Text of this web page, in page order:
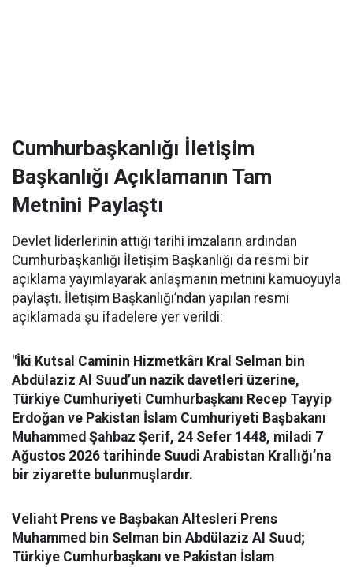
Cumhurbaşkanlığı İletişim
Başkanlığı Açıklamanın Tam
Metnini Paylaştı
Devlet liderlerinin attığı tarihi imzaların ardından
Cumhurbaşkanlığı İletişim Başkanlığı da resmi bir
açıklama yayımlayarak anlaşmanın metnini kamuoyuyla
paylaştı. İletişim Başkanlığı’ndan yapılan resmi
açıklamada şu ifadelere yer verildi:
"İki Kutsal Caminin Hizmetkârı Kral Selman bin
Abdülaziz Al Suud’un nazik davetleri üzerine,
Türkiye Cumhuriyeti Cumhurbaşkanı Recep Tayyip
Erdoğan ve Pakistan İslam Cumhuriyeti Başbakanı
Muhammed Şahbaz Şerif, 24 Sefer 1448, miladi 7
Ağustos 2026 tarihinde Suudi Arabistan Krallığı’na
bir ziyarette bulunmuşlardır.
Veliaht Prens ve Başbakan Altesleri Prens
Muhammed bin Selman bin Abdülaziz Al Suud;
Türkiye Cumhurbaşkanı ve Pakistan İslam